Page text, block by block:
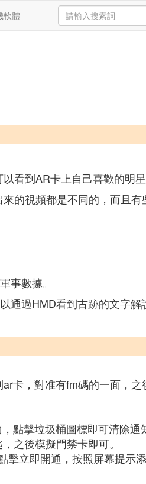
軟體
看到AR卡上自己喜歡的明星
的視頻都是不同的，而且有
事數據。
通過HMD看到古跡的文字解
卡，對准有fm碼的一面，之
點擊垃圾桶圖標即可清除通
之後模擬門禁卡即可。
立即開通，按照屏幕提示